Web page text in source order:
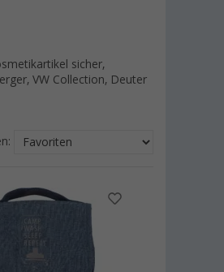
sicher,
VW Collection, Deuter